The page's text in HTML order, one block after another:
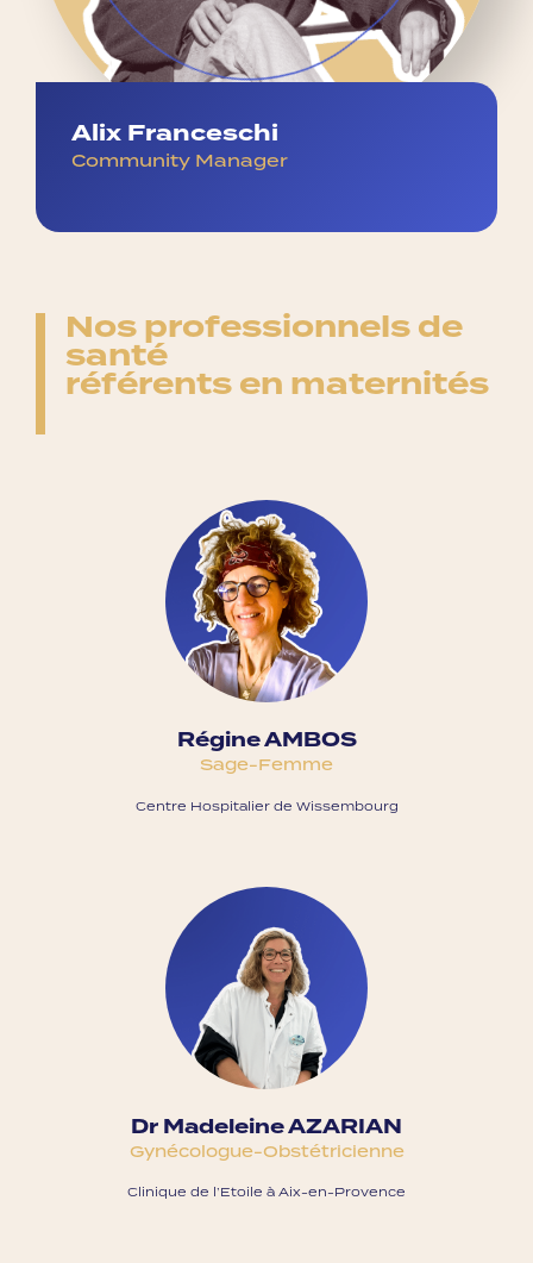
Alix Franceschi
Community Manager
Nos professionnels de
santé
référents en maternités
Régine AMBOS
Sage-Femme
Centre Hospitalier de Wissembourg
Dr Madeleine AZARIAN
Gynécologue-Obstétricienne
Clinique de l’Etoile à Aix-en-Provence